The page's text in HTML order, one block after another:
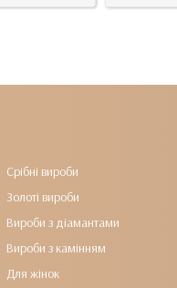
Срібні вироби
Золоті вироби
Вироби з діамантами
Вироби з камінням
Для жінок